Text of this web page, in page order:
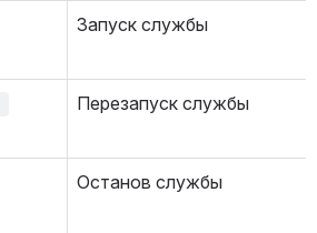
Запуск службы
Перезапуск службы
Останов службы